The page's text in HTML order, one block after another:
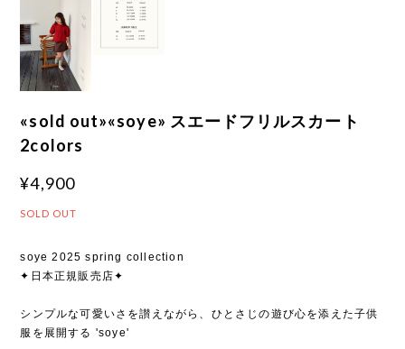
«sold out»«soye» スエードフリルスカート
2colors
¥4,900
SOLD OUT
soye 2025 spring collection
✦日本正規販売店✦
シンプルな可愛いさを讃えながら、ひとさじの遊び心を添えた子供
服を展開する 'soye'